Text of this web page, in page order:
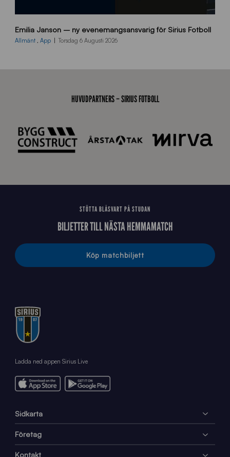
0
0
Emilia Janson – ny evenemangsansvarig för Sirius Fotboll
Allmänt , App Torsdag 6 Augusti 2026
HUVUDPARTNERS – SIRIUS FOTBOLL
STÖTTA BLÅSVART PÅ STUDAN
BILJETTER TILL NÄSTA HEMMAMATCH
Köp matchbiljett
Ladda ned appen Sirius Live
Sidkarta
Företag
Kontakt